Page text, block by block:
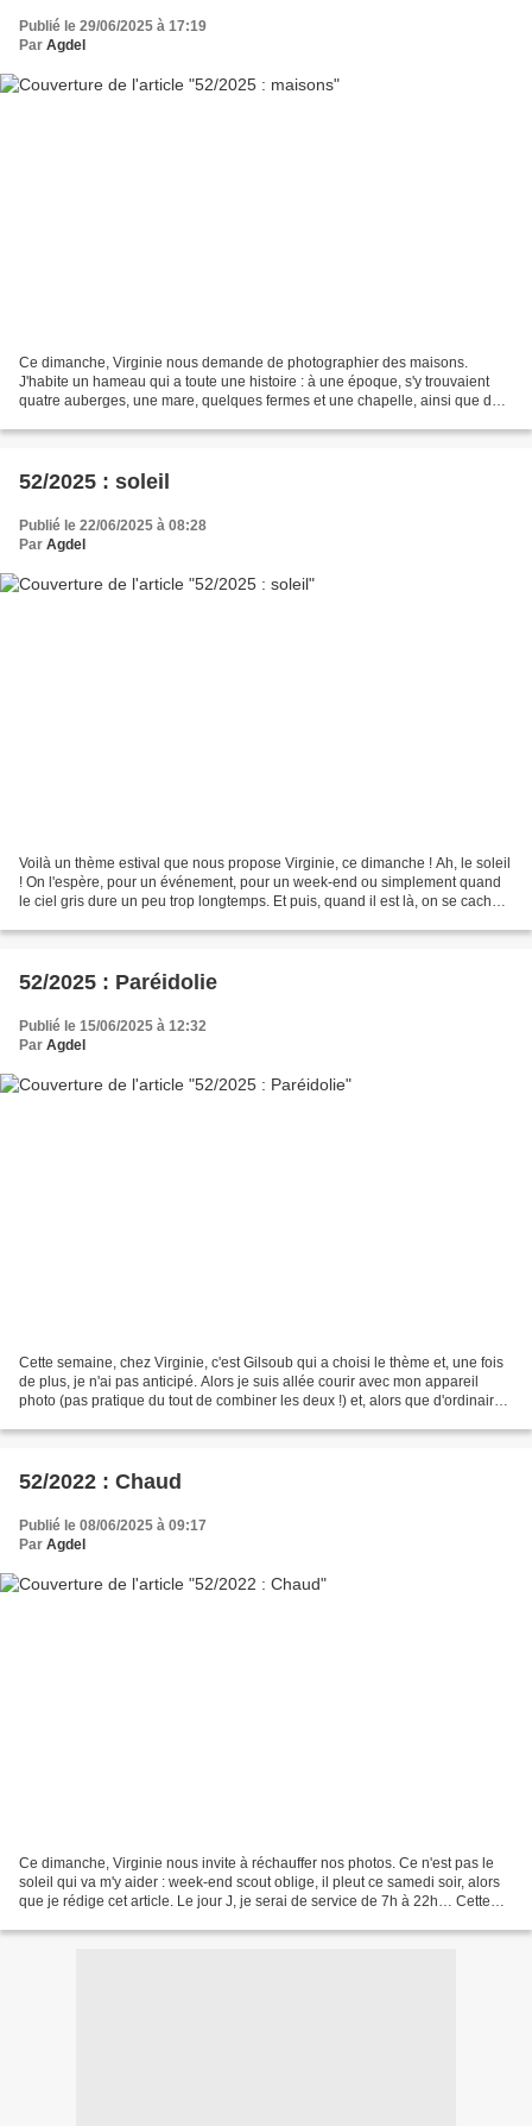
Publié le 29/06/2025 à 17:19
Par Agdel
Ce dimanche, Virginie nous demande de photographier des maisons.
J'habite un hameau qui a toute une histoire : à une époque, s'y trouvaient
quatre auberges, une mare, quelques fermes et une chapelle, ainsi que de
52/2025 : soleil
Publié le 22/06/2025 à 08:28
Par Agdel
Voilà un thème estival que nous propose Virginie, ce dimanche ! Ah, le soleil
! On l'espère, pour un événement, pour un week-end ou simplement quand
le ciel gris dure un peu trop longtemps. Et puis, quand il est là, on se cache,
52/2025 : Paréidolie
Publié le 15/06/2025 à 12:32
Par Agdel
Cette semaine, chez Virginie, c'est Gilsoub qui a choisi le thème et, une fois
de plus, je n'ai pas anticipé. Alors je suis allée courir avec mon appareil
photo (pas pratique du tout de combiner les deux !) et, alors que d'ordinaire
52/2022 : Chaud
Publié le 08/06/2025 à 09:17
Par Agdel
Ce dimanche, Virginie nous invite à réchauffer nos photos. Ce n'est pas le
soleil qui va m'y aider : week-end scout oblige, il pleut ce samedi soir, alors
que je rédige cet article. Le jour J, je serai de service de 7h à 22h… Cette